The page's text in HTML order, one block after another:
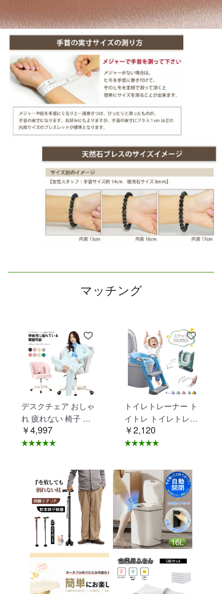
マッチング
デスクチェア おしゃ
れ 疲れない 椅子 白
ホワイト デスクチェ
ア 疲れにくい 学習椅
学習チェア オフィス
チェア パソコンチェ
ア ベロア調 インテリ
ア 椅子 イス 在宅ワ
ーク アシェル ブリリ
アント C-56
￥4,997
トイレトレーナー ト
イトレ トイレトレー
ニング トイレ 練習
折りたたみ おまる 補
供用 便座 トイレ補助
踏み台 男の子 女の子
子供 子ども トイトレ
送料無料 ステップ ス
テップ台 トイレ D-2
8
￥2,120